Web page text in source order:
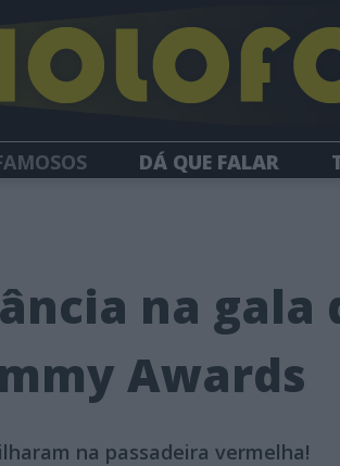
DÁ QUE FALAR
na gala
Awards
na passadeira vermelha!